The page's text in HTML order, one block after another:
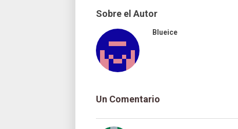
Sobre el Autor
Blueice
Un Comentario